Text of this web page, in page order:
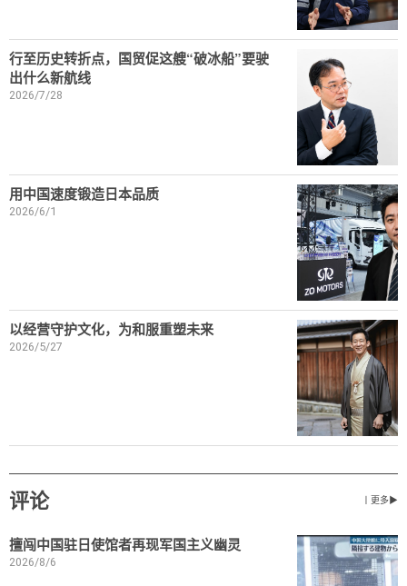
行至历史转折点，国贸促这艘“破冰船”要驶
出什么新航线
2026/7/28
用中国速度锻造日本品质
2026/6/1
以经营守护文化，为和服重塑未来
2026/5/27
评论 丨更多▶
擅闯中国驻日使馆者再现军国主义幽灵
2026/8/6